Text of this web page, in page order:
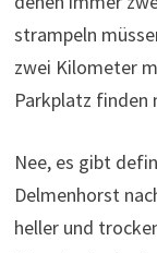
Wegstrecke
hundert Meter
der Nacht bis
und eine
Emsland. Unser
Geschichte von